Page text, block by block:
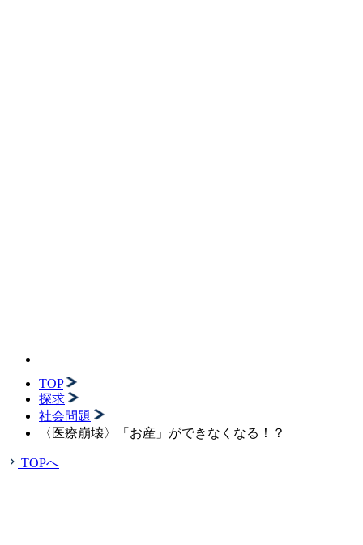
TOP
探求
社会問題
〈医療崩壊〉「お産」ができなくなる！？
TOPへ